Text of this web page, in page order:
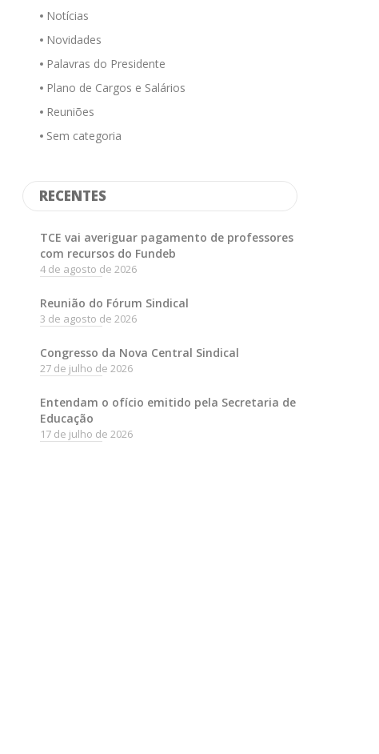
Notícias
Novidades
Palavras do Presidente
Plano de Cargos e Salários
Reuniões
Sem categoria
RECENTES
TCE vai averiguar pagamento de professores
com recursos do Fundeb
4 de agosto de 2026
Reunião do Fórum Sindical
3 de agosto de 2026
Congresso da Nova Central Sindical
27 de julho de 2026
Entendam o ofício emitido pela Secretaria de
Educação
17 de julho de 2026